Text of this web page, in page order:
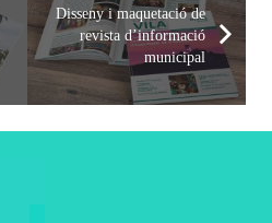
Disseny i maquetació de
revista d’informació
municipal